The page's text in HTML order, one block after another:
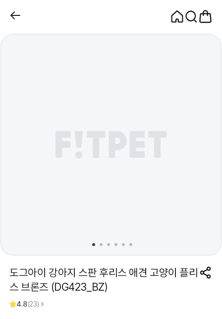
도그아이 강아지 스판 후리스 애견 고양이 플리
스 브론즈 (DG423_BZ)
4.8(23)